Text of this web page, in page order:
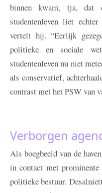
binnen kwam, tja, dat
studentenleven liet
vertelt hij. “Eerlijk
politieke en sociale
studentenleven nu niet
als conservatief,
contrast met het PSW van
Verborgen
Als boegbeeld van de
in contact met
politieke bestuur.